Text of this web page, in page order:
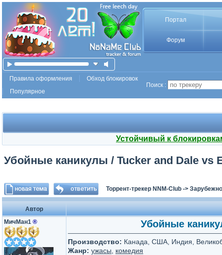
Портал
Форум
Правила оформления
Обход блокировок
Популярное
Поиск :
Устойчивый к
Убойные каникулы / Tucker and Dale vs
Торрент-трекер NNM-Club ->
Автор
МичМан1 ® Убойные
Производство: Канада, США, Индия,
Жанр: ужасы комедия